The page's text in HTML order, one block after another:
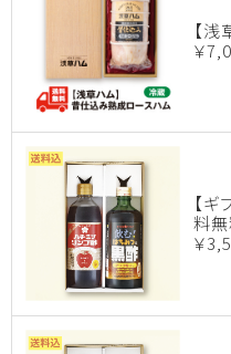
【
￥
【ギ
料無
￥